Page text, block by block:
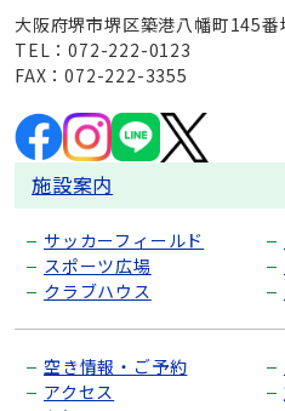
大阪府堺市堺区築港八幡町145番
TEL：072-222-0123
FAX：072-222-3355
施設案内
サッカーフィールド
スポーツ広場
クラブハウス
空き情報・ご予約
アクセス